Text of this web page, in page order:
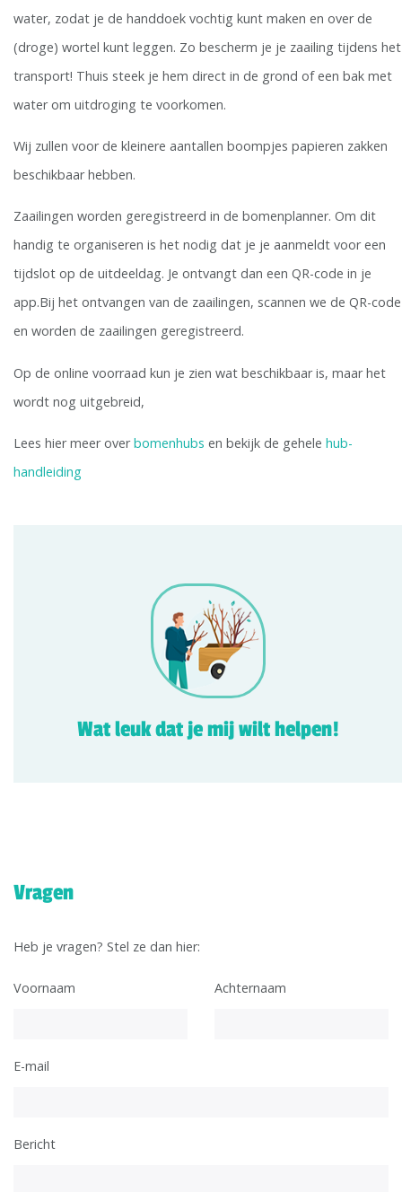
water, zodat je de handdoek vochtig kunt maken en over de
(droge) wortel kunt leggen. Zo bescherm je je zaailing tijdens het
transport! Thuis steek je hem direct in de grond of een bak met
water om uitdroging te voorkomen.
Wij zullen voor de kleinere aantallen boompjes papieren zakken
beschikbaar hebben.
Zaailingen worden geregistreerd in de bomenplanner. Om dit
handig te organiseren is het nodig dat je je aanmeldt voor een
tijdslot op de uitdeeldag. Je ontvangt dan een QR-code in je
app.Bij het ontvangen van de zaailingen, scannen we de QR-code
en worden de zaailingen geregistreerd.
Op de online voorraad kun je zien wat beschikbaar is, maar het
wordt nog uitgebreid,
Lees hier meer overbomenhubs en bekijk de gehele hub-
handleiding
Wat leuk dat je mij wilt helpen!
Vragen
Heb je vragen? Stel ze dan hier:
Voornaam Achternaam
E-mail
Bericht